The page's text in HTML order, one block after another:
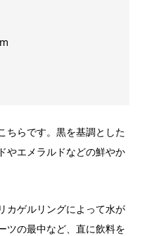
ちらです。黒を基調とした
やエメラルドなどの鮮やか
カゲルリングによって水が
ツの最中など、直に飲料を